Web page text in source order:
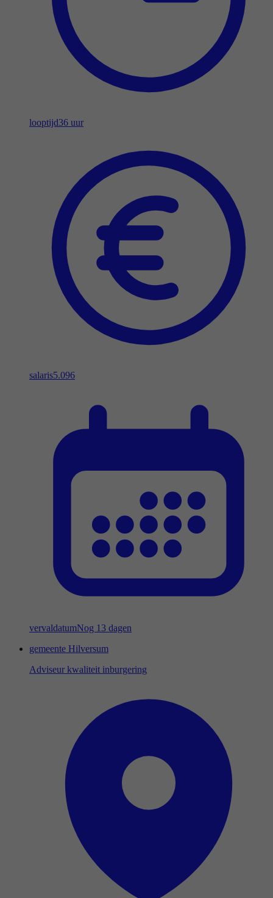
looptijd36 uur
salaris5.096
vervaldatumNog 13 dagen
gemeente Hilversum
Adviseur kwaliteit inburgering